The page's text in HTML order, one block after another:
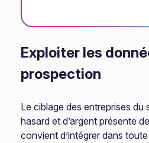
Exploiter les
prospection
Le ciblage des entreprises du
hasard et d’argent présente
convient d’intégrer dans